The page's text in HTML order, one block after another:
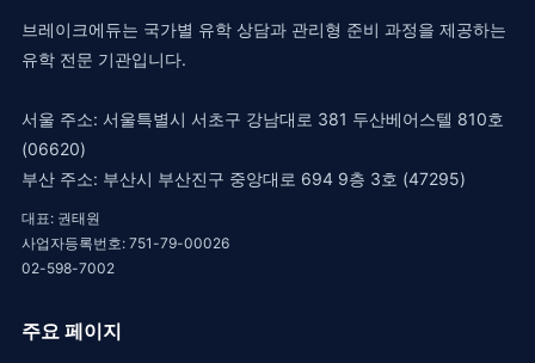
브레이크에듀는 국가별 유학 상담과 관리형 준비 과정을 제공하는
유학 전문 기관입니다.
서울 주소: 서울특별시 서초구 강남대로 381 두산베어스텔 810호
(06620)
부산 주소: 부산시 부산진구 중앙대로 694 9층 3호 (47295)
대표: 권태원
사업자등록번호: 751-79-00026
02-598-7002
주요 페이지